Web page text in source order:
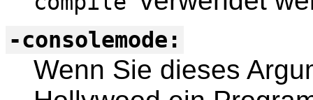
-consolemode:
Wenn Sie dieses